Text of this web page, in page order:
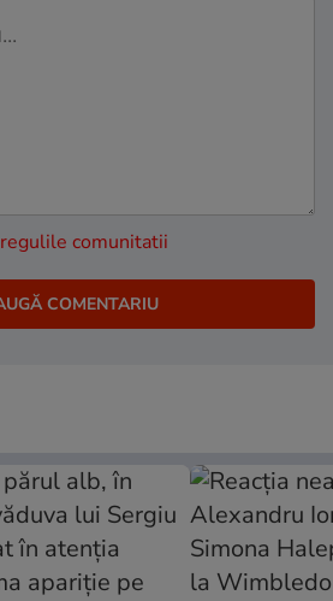
regulile comunitatii